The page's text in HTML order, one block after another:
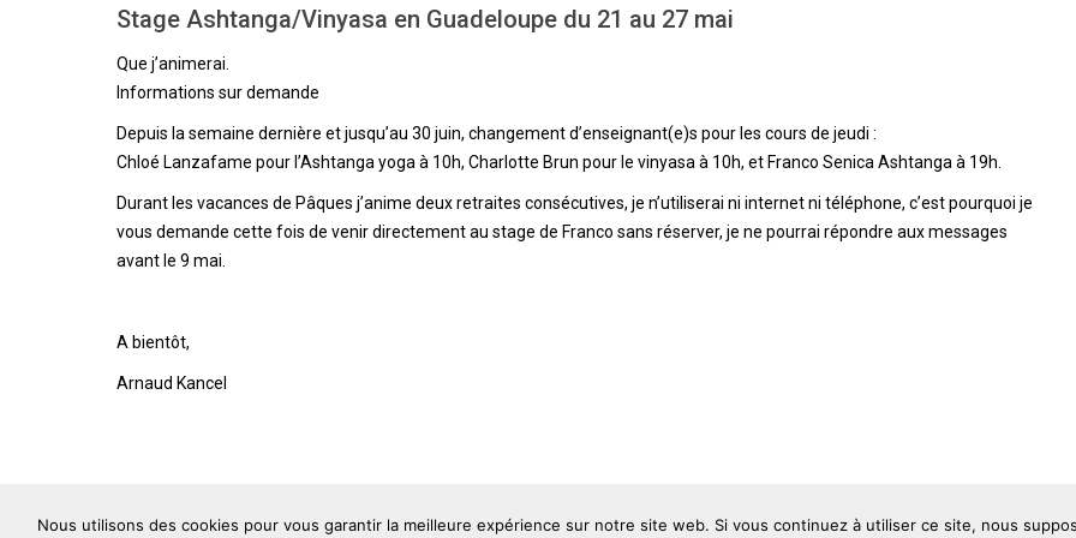
Stage Ashtanga/Vinyasa en Guadeloupe du 21 au 27 mai
Que j’animerai.
Informations sur demande
Depuis la semaine dernière et jusqu’au 30 juin, changement d’enseignant(e)s pour les cours de jeudi :
Chloé Lanzafame pour l’Ashtanga yoga à 10h, Charlotte Brun pour le vinyasa à 10h, et Franco Senica Ashtanga à 19h.
Durant les vacances de Pâques j’anime deux retraites consécutives, je n’utiliserai ni internet ni téléphone, c’est pourquoi je
vous demande cette fois de venir directement au stage de Franco sans réserver, je ne pourrai répondre aux messages
avant le 9 mai.
A bientôt,
Arnaud Kancel
Arjuna Shala 6 rue Maguelone, 34000 Montpellier info@arjuna-shala.com 06 68 41 66 66 Mentions légales/
Nous utilisons des cookies pour vous garantir la meilleure expérience sur notre site web. Si vous continuez à utiliser ce site, nous